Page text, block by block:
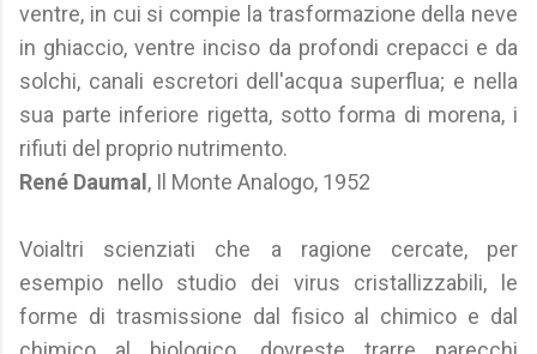
ventre, in cui si compie la trasformazione della neve
in ghiaccio, ventre inciso da profondi crepacci e da
solchi, canali escretori dell'acqua superflua; e nella
sua parte inferiore rigetta, sotto forma di morena, i
rifiuti del proprio nutrimento.
René Daumal , Il Monte Analogo, 1952
Voialtri scienziati che a ragione cercate, per
esempio nello studio dei virus cristallizzabili, le
forme di trasmissione dal fisico al chimico e dal